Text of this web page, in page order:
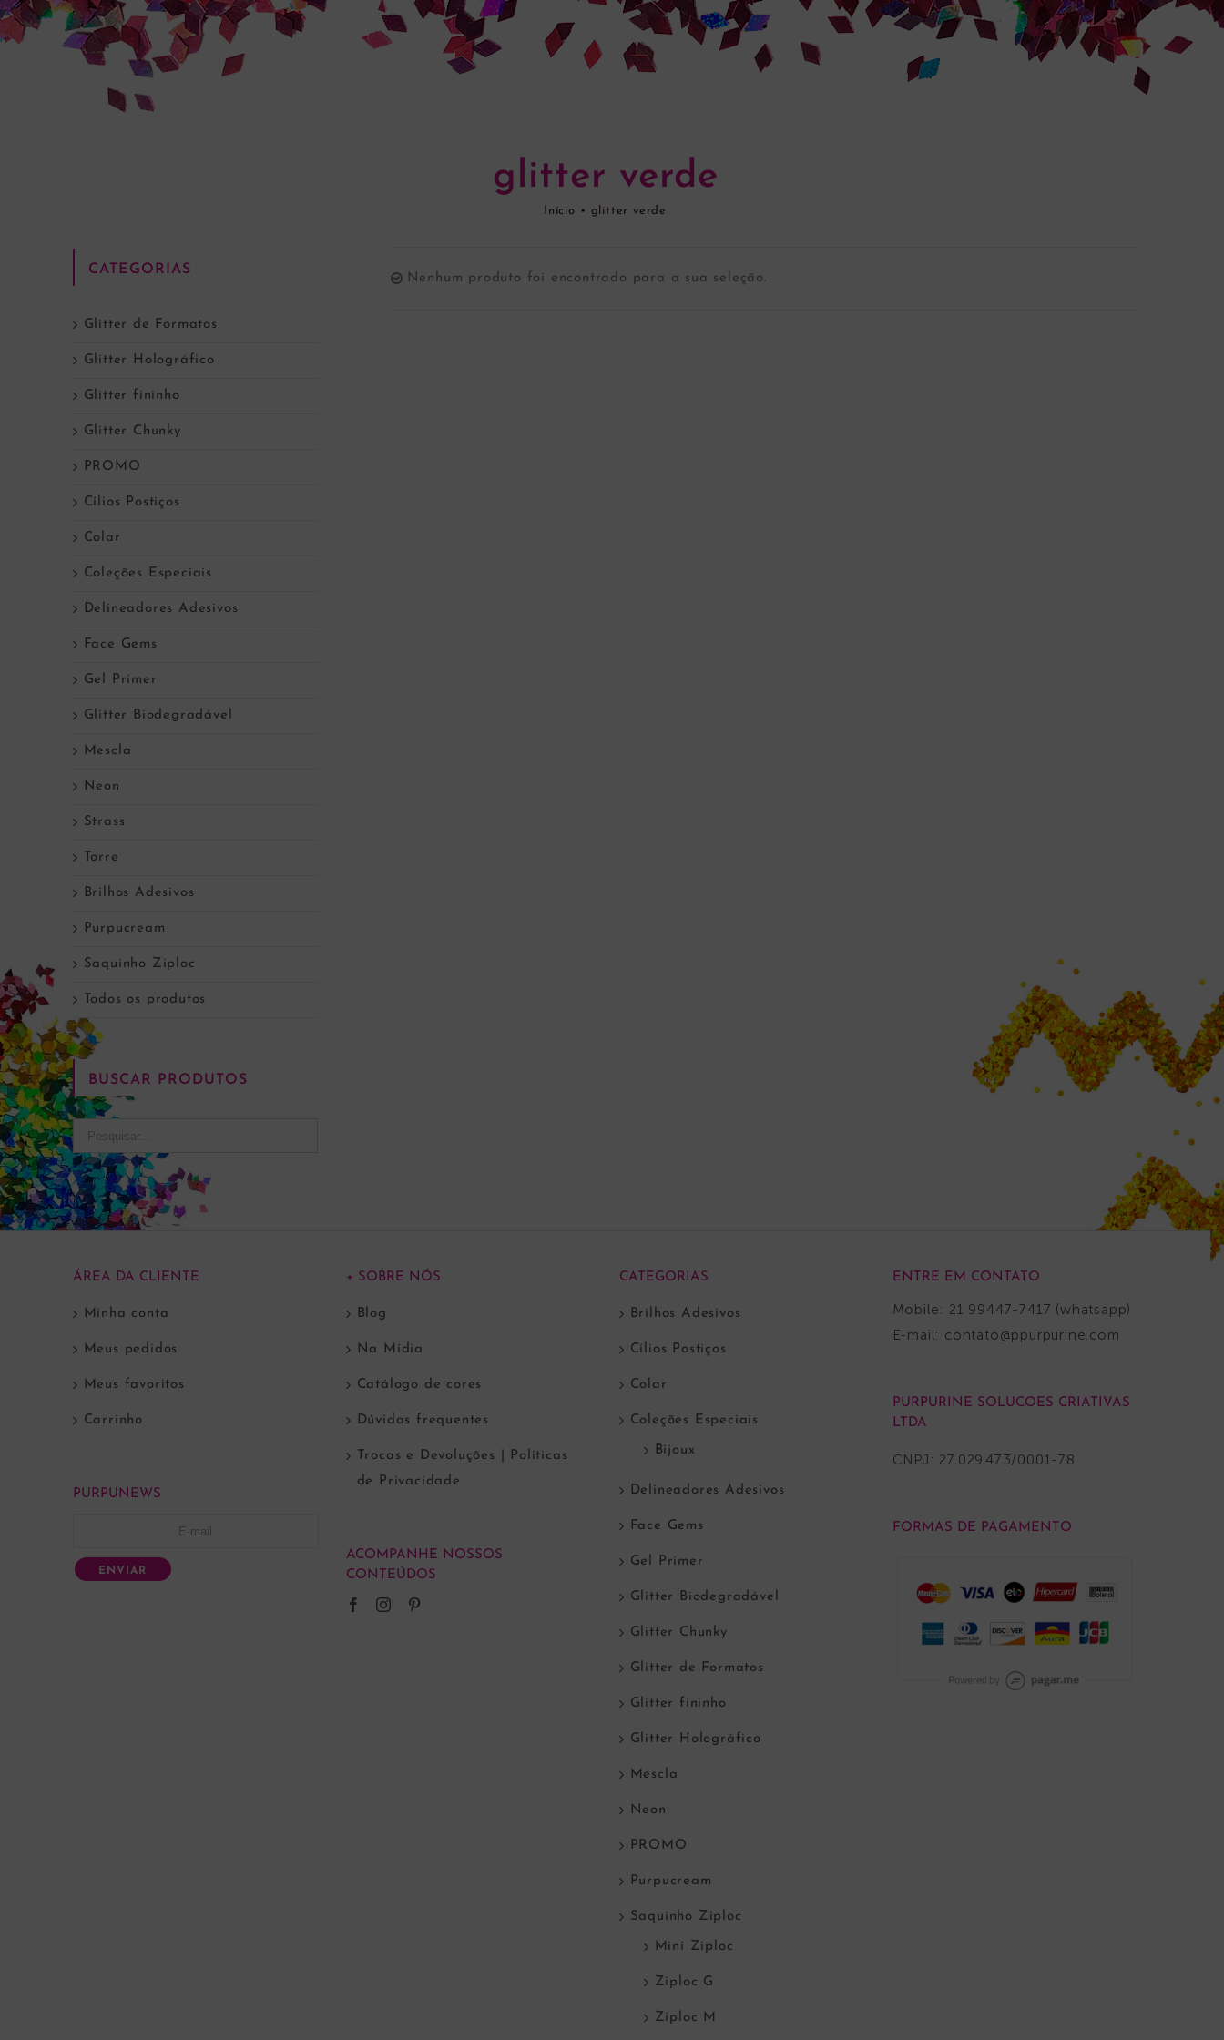
glitter verde
Início • glitter verde
Nenhum produto foi encontrado para a sua seleção.
CATEGORIAS
Glitter de Formatos
Glitter Holográfico
Glitter fininho
Glitter Chunky
PROMO
Cílios Postiços
Colar
Coleções Especiais
Delineadores Adesivos
Face Gems
Gel Primer
Glitter Biodegradável
Mescla
Neon
Strass
Torre
Brilhos Adesivos
Purpucream
Saquinho Ziploc
Todos os produtos
BUSCAR PRODUTOS
ÁREA DA CLIENTE
Minha conta
Meus pedidos
Meus favoritos
Carrinho
PURPUNEWS
ENVIAR
+ SOBRE NÓS
Blog
Na Mídia
Catálogo de cores
Dúvidas frequentes
Trocas e Devoluções | Políticas
de Privacidade
ACOMPANHE NOSSOS
CONTEÚDOS
CATEGORIAS
Brilhos Adesivos
Cílios Postiços
Colar
Coleções Especiais
Bijoux
Delineadores Adesivos
Face Gems
Gel Primer
Glitter Biodegradável
Glitter Chunky
Glitter de Formatos
Glitter fininho
Glitter Holográfico
Mescla
Neon
PROMO
Purpucream
Saquinho Ziploc
Mini Ziploc
Ziploc G
Ziploc M
ENTRE EM CONTATO
Mobile: 21 99447-7417 (whatsapp)
E-mail: contato@ppurpurine.com
PURPURINE SOLUCOES CRIATIVAS
LTDA
CNPJ: 27.029.473/0001-78
FORMAS DE PAGAMENTO